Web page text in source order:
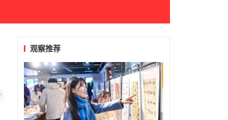
观察推荐